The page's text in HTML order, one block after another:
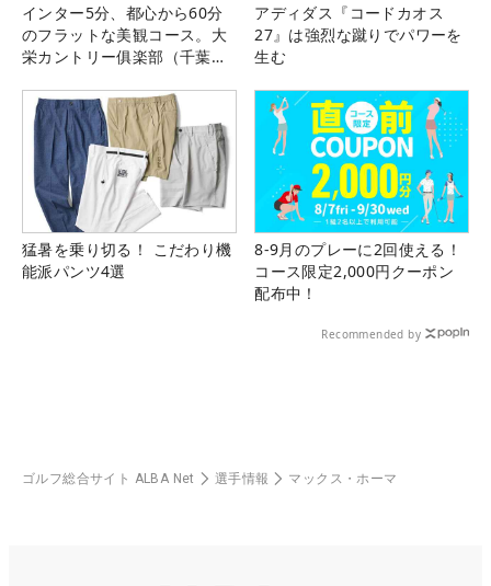
インター5分、都心から60分
のフラットな美観コース。大
栄カントリー俱楽部（千葉
アディダス『コードカオス
27』は強烈な蹴りでパワーを
生む
猛暑を乗り切る！ こだわり機
能派パンツ4選
8-9月のプレーに2回使える！
コース限定2,000円クーポン
配布中！
Recommended by
ゴルフ総合サイト ALBA Net 選手情報 マックス・ホーマ